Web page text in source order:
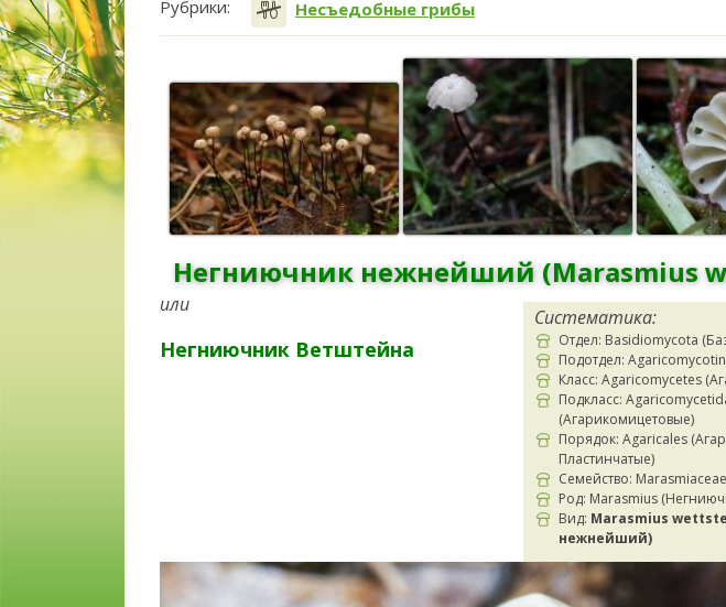
Рубрики: Несъедобные грибы
Негниючник нежнейший (Marasmius
Систематика:
Отдел: Basidiomycota
Подотдел:
Класс: Agaricomycetes
Подкласс:
(Агарикомицетовые)
Порядок: Agaricales
Пластинчатые)
Семейство:
Род: Marasmius
Вид: Marasmius
нежнейший)
или
Негниючник Ветштейна